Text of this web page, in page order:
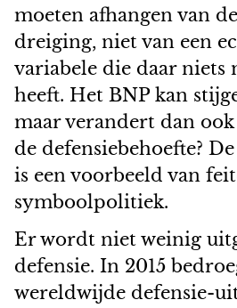
moeten afhangen van
dreiging, niet van een
variabele die daar niets
heeft. Het BNP kan
maar verandert dan
de defensiebehoefte?
is een voorbeeld van
symboolpolitiek.
Er wordt niet weinig
defensie. In 2015
wereldwijde defensie-